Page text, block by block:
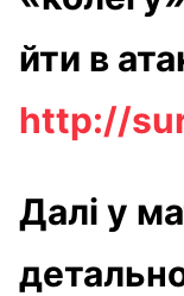
йти в
http://
Далі у